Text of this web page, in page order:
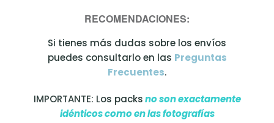
RECOMENDACIONES:
Si tienes más dudas sobre los envíos
puedes consultarlo en las Preguntas
Frecuentes.
IMPORTANTE: Los packsno son exactamente
idénticos como en las fotografías